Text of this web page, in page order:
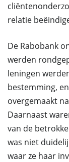
relatie
De Rabobank
werden
leningen
bestemming,
overgemaakt
Daarnaast
van de
was niet
waar ze haar